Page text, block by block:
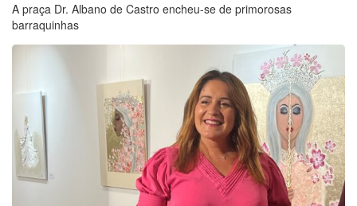
A praça Dr. Albano de Castro encheu-se de primorosas
barraquinhas